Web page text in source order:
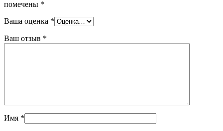
помечены *
Ваша оценка *
Ваш отзыв *
Имя *